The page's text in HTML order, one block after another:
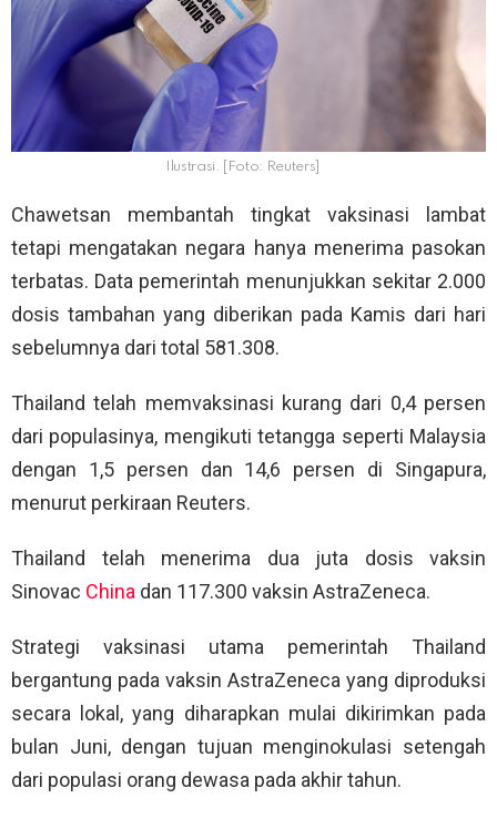
Ilustrasi. [Foto: Reuters]
Chawetsan membantah tingkat vaksinasi lambat
tetapi mengatakan negara hanya menerima pasokan
terbatas. Data pemerintah menunjukkan sekitar 2.000
dosis tambahan yang diberikan pada Kamis dari hari
sebelumnya dari total 581.308.
Thailand telah memvaksinasi kurang dari 0,4 persen
dari populasinya, mengikuti tetangga seperti Malaysia
dengan 1,5 persen dan 14,6 persen di Singapura,
menurut perkiraan Reuters.
Thailand telah menerima dua juta dosis vaksin
Sinovac China dan 117.300 vaksin AstraZeneca.
Strategi vaksinasi utama pemerintah Thailand
bergantung pada vaksin AstraZeneca yang diproduksi
secara lokal, yang diharapkan mulai dikirimkan pada
bulan Juni, dengan tujuan menginokulasi setengah
dari populasi orang dewasa pada akhir tahun.